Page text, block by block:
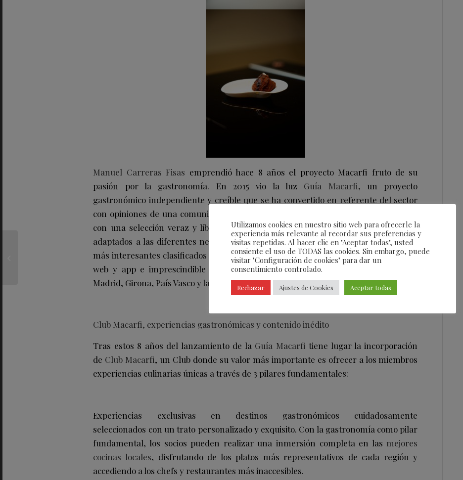
Manuel Carreras Fisas emprendió hace 8 años el proyecto Macarfi fruto de su
pasión por la gastronomía. En 2015 vio la luz Guía Macarfi, un proyecto
gastronómico independiente y creíble que se ha convertido en referente del sector
con opiniones de una comunidad de 25.000 personas y más de 3.500 restaurantes
con una selección veraz y libre que ofrece infinidad de opciones de restaurantes
adaptados a las diferentes necesidades culinarias. Un espacio con los restaurantes
más interesantes clasificados por ciudades y tipología de cocina disponible en papel,
web y app e imprescindible para los amantes de la gastronomía de Barcelona,
Madrid, Girona, País Vasco y la Rioja que llegará en 2024 a Valencia y Málaga.
Club Macarfi, experiencias gastronómicas y contenido inédito
Tras estos 8 años del lanzamiento de la Guía Macarfi tiene lugar la incorporación
de Club Macarfi, un Club donde su valor más importante es ofrecer a los miembros
experiencias culinarias únicas a través de 3 pilares fundamentales:
Experiencias exclusivas en destinos gastronómicos cuidadosamente
seleccionados con un trato personalizado y exquisito. Con la gastronomía como pilar
fundamental, los socios pueden realizar una inmersión completa en las mejores
cocinas locales, disfrutando de los platos más representativos de cada región y
accediendo a los chefs y restaurantes más inaccesibles.
Utilizamos cookies en nuestro sitio web para ofrecerle la
experiencia más relevante al recordar sus preferencias y
visitas repetidas. Al hacer clic en "Aceptar todas", usted
consiente el uso de TODAS las cookies. Sin embargo, puede
visitar "Configuración de cookies" para dar un
consentimiento controlado.
Rechazar Ajustes de Cookies Aceptar todas